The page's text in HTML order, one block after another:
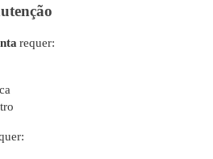
requer: